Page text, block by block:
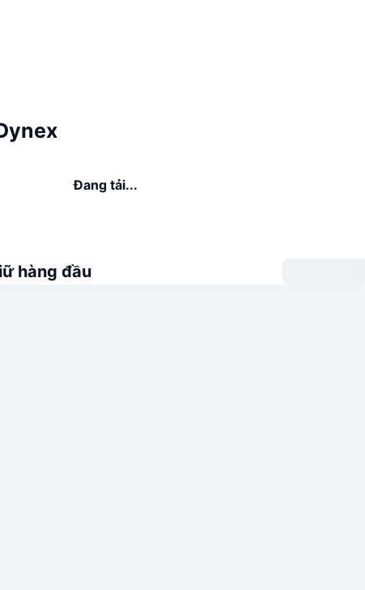
Đang tải...
hàng đầu